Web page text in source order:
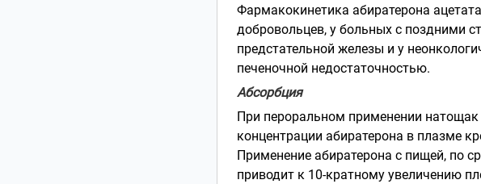
Фармакокинетика абиратерона
добровольцев, у больных с поздними
предстательной железы и у
печеночной недостаточностью.
Абсорбция
При пероральном применении
концентрации абиратерона в плазме
Применение абиратерона с пищей, по
приводит к 10-кратному увеличению